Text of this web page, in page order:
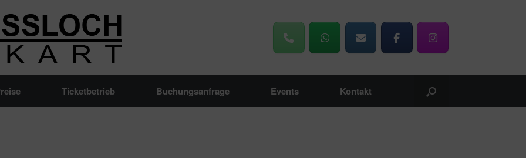
Ticketbetrieb Buchungsanfrage Events Kontakt